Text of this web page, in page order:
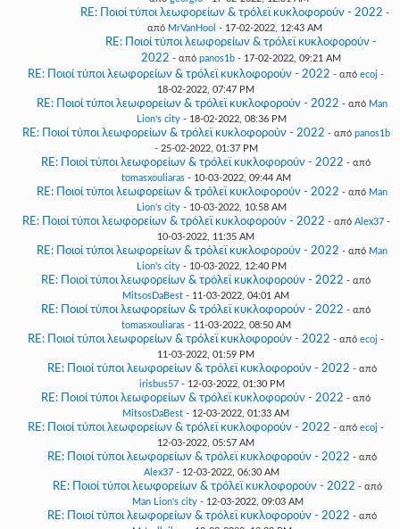
RE: Ποιοί τύποι λεωφορείων & τρόλεϊ κυκλοφορούν - 2022 -
από MrVanHool - 17-02-2022, 12:43 AM
RE: Ποιοί τύποι λεωφορείων & τρόλεϊ κυκλοφορούν -
2022 - από panos1b- 17-02-2022, 09:21 AM
RE: Ποιοί τύποι λεωφορείων & τρόλεϊ κυκλοφορούν - 2022 - από ecoj -
18-02-2022, 07:47 PM
RE: Ποιοί τύποι λεωφορείων & τρόλεϊ κυκλοφορούν - 2022 - από Man
Lion's city - 18-02-2022, 08:36 PM
RE: Ποιοί τύποι λεωφορείων & τρόλεϊ κυκλοφορούν - 2022 - από panos1b
- 25-02-2022, 01:37 PM
RE: Ποιοί τύποι λεωφορείων & τρόλεϊ κυκλοφορούν - 2022 - από
tomasxouliaras- 10-03-2022, 09:44 AM
RE: Ποιοί τύποι λεωφορείων & τρόλεϊ κυκλοφορούν - 2022 - από Man
Lion's city - 10-03-2022, 10:58 AM
RE: Ποιοί τύποι λεωφορείων & τρόλεϊ κυκλοφορούν - 2022 - από Alex37-
10-03-2022, 11:35 AM
RE: Ποιοί τύποι λεωφορείων & τρόλεϊ κυκλοφορούν - 2022 - από Man
Lion's city - 10-03-2022, 12:40 PM
RE: Ποιοί τύποι λεωφορείων & τρόλεϊ κυκλοφορούν - 2022 - από
MitsosDaBest - 11-03-2022, 04:01 AM
RE: Ποιοί τύποι λεωφορείων & τρόλεϊ κυκλοφορούν - 2022 - από
tomasxouliaras- 11-03-2022, 08:50 AM
RE: Ποιοί τύποι λεωφορείων & τρόλεϊ κυκλοφορούν - 2022 - από ecoj -
11-03-2022, 01:59 PM
RE: Ποιοί τύποι λεωφορείων & τρόλεϊ κυκλοφορούν - 2022 - από
irisbus57- 12-03-2022, 01:30 PM
RE: Ποιοί τύποι λεωφορείων & τρόλεϊ κυκλοφορούν - 2022 - από
MitsosDaBest - 12-03-2022, 01:33 AM
RE: Ποιοί τύποι λεωφορείων & τρόλεϊ κυκλοφορούν - 2022 - από ecoj -
12-03-2022, 05:57 AM
RE: Ποιοί τύποι λεωφορείων & τρόλεϊ κυκλοφορούν - 2022 - από
Alex37 - 12-03-2022, 06:30 AM
RE: Ποιοί τύποι λεωφορείων & τρόλεϊ κυκλοφορούν - 2022 - από
Man Lion's city- 12-03-2022, 09:03 AM
RE: Ποιοί τύποι λεωφορείων & τρόλεϊ κυκλοφορούν - 2022 - από